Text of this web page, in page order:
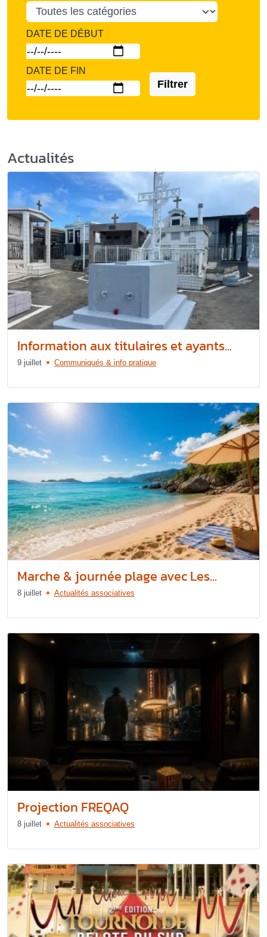
DATE DE DÉBUT
DATE DE FIN
Filtrer
Actualités
Information aux titulaires et ayants...
9 juillet Communiqués & info pratique
Marche & journée plage avec Les...
8 juillet Actualités associatives
Projection FREQAQ
8 juillet Actualités associatives